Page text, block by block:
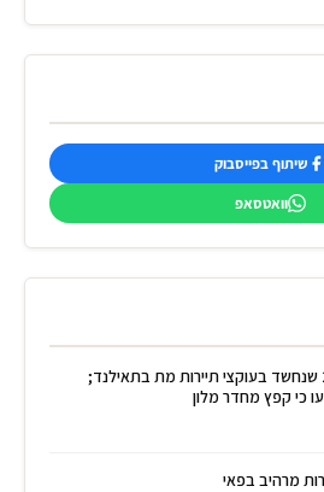
שיתוף בפייסבוק
וואטסאפ
ישראלי בן 20 שנחשד בעוקצי תיירות מת בתאילנד;
כי קפץ מחדר מלון
מרהיב בפאי